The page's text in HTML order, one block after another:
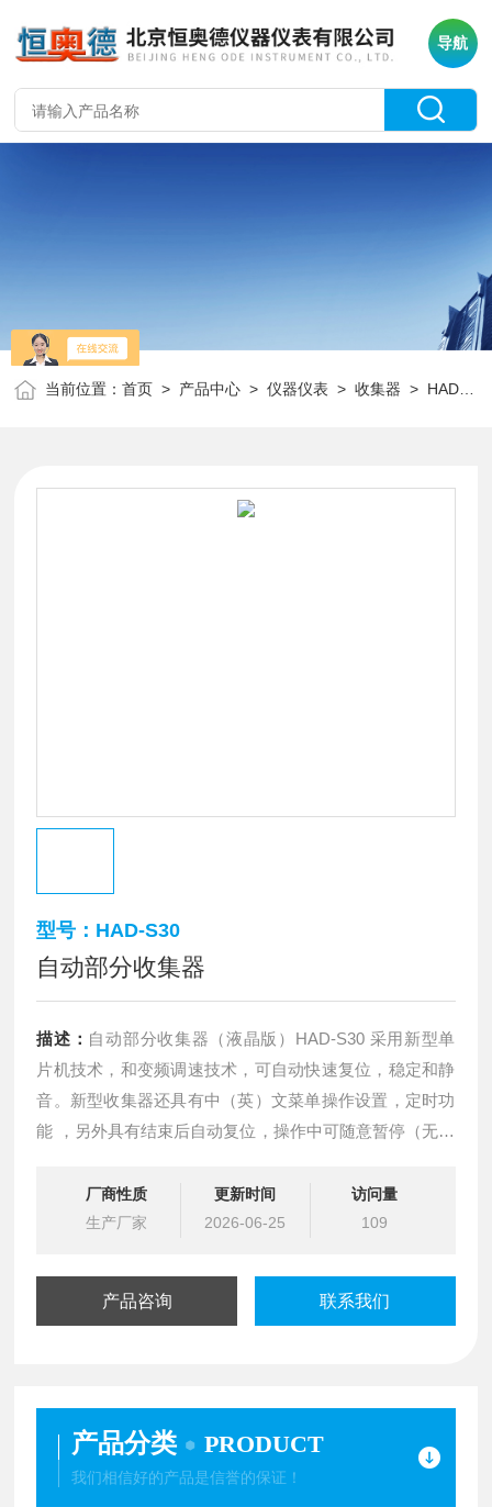
导航
当前位置：首页 > 产品中心 >仪器仪表 >收集器 > HAD-S30自动部分收集器
型号：HAD-S30
自动部分收集器
描述： 自动部分收集器（液晶版）HAD-S30 采用新型单
片机技术，和变频调速技术，可自动快速复位，稳定和静
音。新型收集器还具有中（英）文菜单操作设置，定时功
能 ，另外具有结束后自动复位，操作中可随意暂停（无需
并自动寻轨道，故障提示（漏液报警）。
厂商性质
生产厂家
更新时间
2026-06-25
访问量
109
产品咨询 联系我们
产品分类 PRODUCT
我们相信好的产品是信誉的保证！